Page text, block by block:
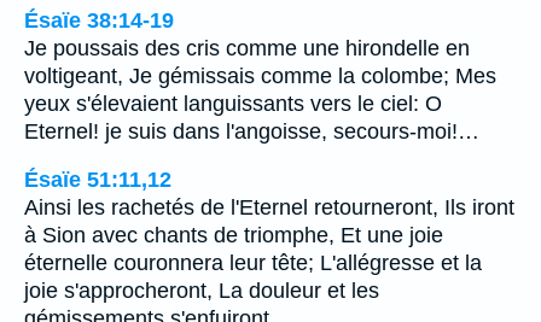
Ésaïe 38:14-19
Je poussais des cris comme une hirondelle en
voltigeant, Je gémissais comme la colombe; Mes
yeux s'élevaient languissants vers le ciel: O
Eternel! je suis dans l'angoisse, secours-moi!…
Ésaïe 51:11,12
Ainsi les rachetés de l'Eternel retourneront, Ils iront
à Sion avec chants de triomphe, Et une joie
éternelle couronnera leur tête; L'allégresse et la
joie s'approcheront, La douleur et les